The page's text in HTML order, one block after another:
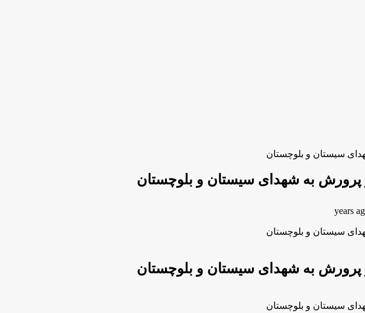
سیستان و بلوچستان
پرورش به شهدای سیستان و بلوچستان
سیستان و بلوچستان
پرورش به شهدای سیستان و بلوچستان
سیستان و بلوچستان